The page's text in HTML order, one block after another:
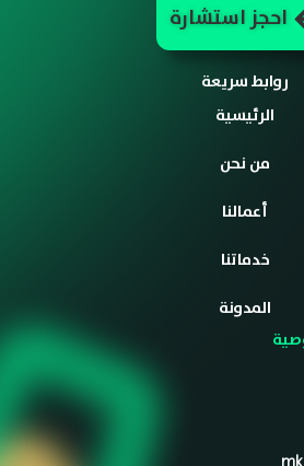
احجز استشارة
روابط سريعة
الرئيسية
من نحن
أعمالنا
خدماتنا
المدونة